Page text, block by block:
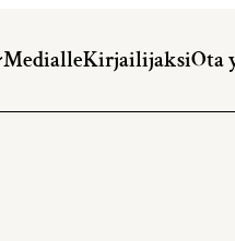
MedialleKirjailijaksiOta